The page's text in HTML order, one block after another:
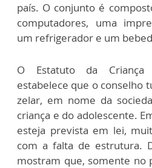
país. O conjunto é
computadores, uma
um refrigerador e um
O Estatuto da
estabelece que o conselho
zelar, em nome da
criança e do adolescente.
esteja prevista em lei,
com a falta de estrutura.
mostram que, somente no